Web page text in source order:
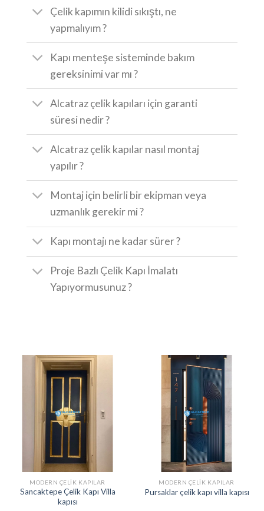
Çelik kapımın kilidi sıkıştı, ne
yapmalıyım ?
Kapı menteşe sisteminde bakım
gereksinimi var mı ?
Alcatraz çelik kapıları için garanti
süresi nedir ?
Alcatraz çelik kapılar nasıl montaj
yapılır ?
Montaj için belirli bir ekipman veya
uzmanlık gerekir mi ?
Kapı montajı ne kadar sürer ?
Proje Bazlı Çelik Kapı İmalatı
Yapıyormusunuz ?
MODERN ÇELIK KAPILAR
Sancaktepe Çelik Kapı Villa
kapısı
MODERN ÇELIK KAPILAR
Pursaklar çelik kapı villa kapısı